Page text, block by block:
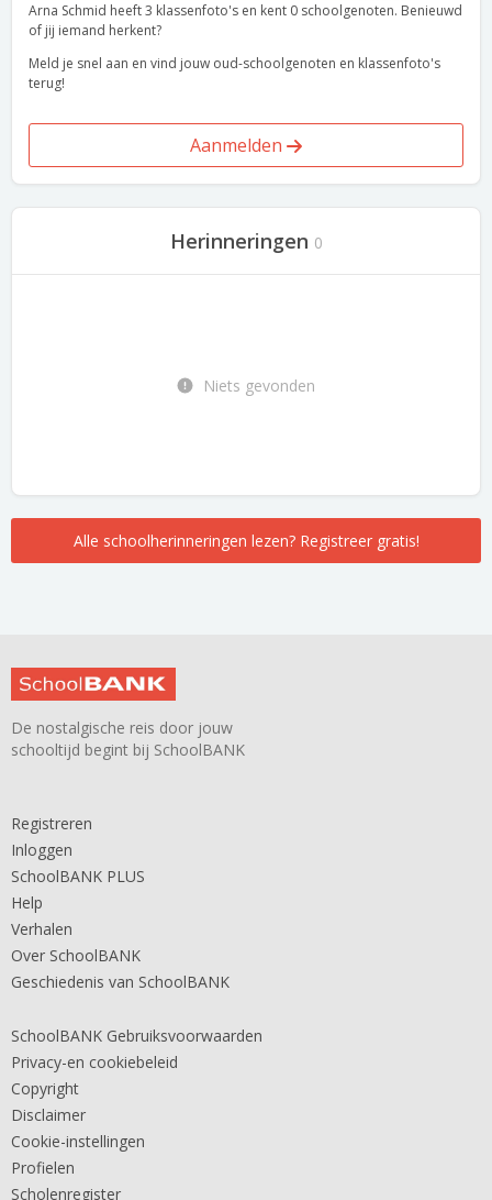
Arna Schmid heeft 3 klassenfoto's en kent 0 schoolgenoten. Benieuwd
of jij iemand herkent?
Meld je snel aan en vind jouw oud-schoolgenoten en klassenfoto's
terug!
Aanmelden
Herinneringen 0
Niets gevonden
Alle schoolherinneringen lezen? Registreer gratis!
De nostalgische reis door jouw
schooltijd begint bij SchoolBANK
Registreren
Inloggen
SchoolBANK PLUS
Help
Verhalen
Over SchoolBANK
Geschiedenis van SchoolBANK
SchoolBANK Gebruiksvoorwaarden
Privacy-en cookiebeleid
Copyright
Disclaimer
Cookie-instellingen
Profielen
Scholenregister